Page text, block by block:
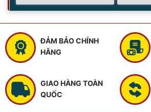
ĐẢM BẢO CHÍNH
HÃNG
GIAO HÀNG TOÀN
QUỐC